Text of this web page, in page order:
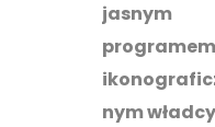
jasnym
programem
nym